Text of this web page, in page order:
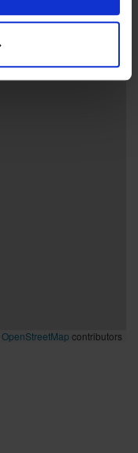
OpenStreetMap contributors